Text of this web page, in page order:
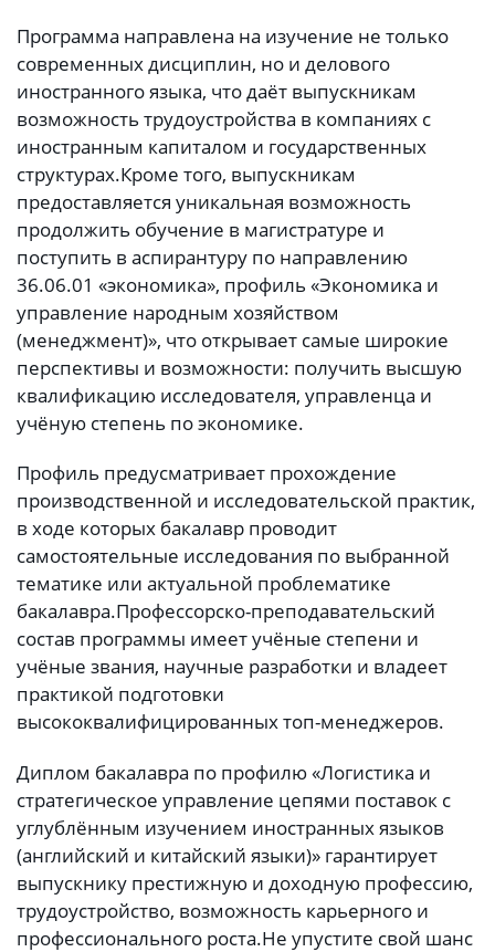
Программа направлена на изучение не только
современных дисциплин, но и делового
иностранного языка, что даёт выпускникам
возможность трудоустройства в компаниях с
иностранным капиталом и государственных
структурах.Кроме того, выпускникам
предоставляется уникальная возможность
продолжить обучение в магистратуре и
поступить в аспирантуру по направлению
36.06.01 «экономика», профиль «Экономика и
управление народным хозяйством
(менеджмент)», что открывает самые широкие
перспективы и возможности: получить высшую
квалификацию исследователя, управленца и
учёную степень по экономике.
Профиль предусматривает прохождение
производственной и исследовательской практик,
в ходе которых бакалавр проводит
самостоятельные исследования по выбранной
тематике или актуальной проблематике
бакалавра.Профессорско-преподавательский
состав программы имеет учёные степени и
учёные звания, научные разработки и владеет
практикой подготовки
высококвалифицированных топ-менеджеров.
Диплом бакалавра по профилю «Логистика и
стратегическое управление цепями поставок с
углублённым изучением иностранных языков
(английский и китайский языки)» гарантирует
выпускнику престижную и доходную профессию,
трудоустройство, возможность карьерного и
профессионального роста.Не упустите свой шанс